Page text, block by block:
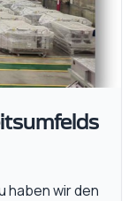
haben wir den